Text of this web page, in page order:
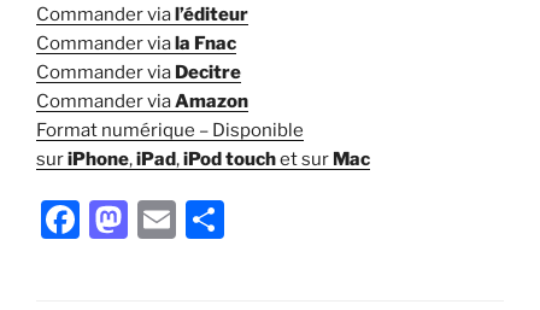
Commander vial’éditeur
Commander viala Fnac
Commander via Decitre
Commander viaAmazon
Format numérique – Disponible
suriPhone,iPad,iPod touchet sur Mac
F
M E